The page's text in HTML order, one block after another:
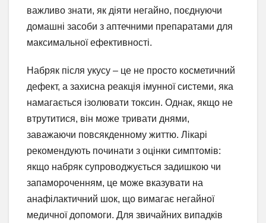
важливо знати, як діяти негайно, поєднуючи
домашні засоби з аптечними препаратами для
максимальної ефективності.
Набряк після укусу – це не просто косметичний
дефект, а захисна реакція імунної системи, яка
намагається ізолювати токсин. Однак, якщо не
втрутитися, він може тривати днями,
заважаючи повсякденному життю. Лікарі
рекомендують починати з оцінки симптомів:
якщо набряк супроводжується задишкою чи
запамороченням, це може вказувати на
анафілактичний шок, що вимагає негайної
медичної допомоги. Для звичайних випадків